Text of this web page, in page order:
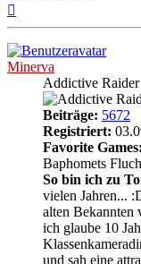
Minerva
Addictive Raider
Beiträge: 5672
Registriert:
Favorite Games:
Baphomets
So bin ich zu
vielen Jahren...
alten Bekannten
ich glaube 10
und sah eine